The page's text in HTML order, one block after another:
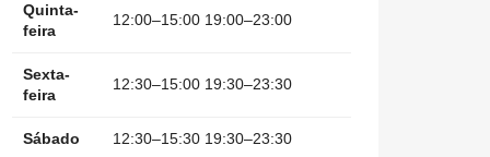
Quinta-
feira
12:00–15:00 19:00–23:00
Sexta-
feira
12:30–15:00 19:30–23:30
Sábado 12:30–15:30 19:30–23:30